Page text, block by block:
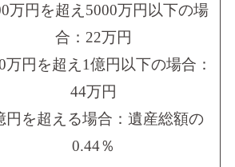
万円を超え5000万円以下の場
合：22万円
万円を超え1億円以下の場合：
44万円
円を超える場合：遺産総額の
0.44％